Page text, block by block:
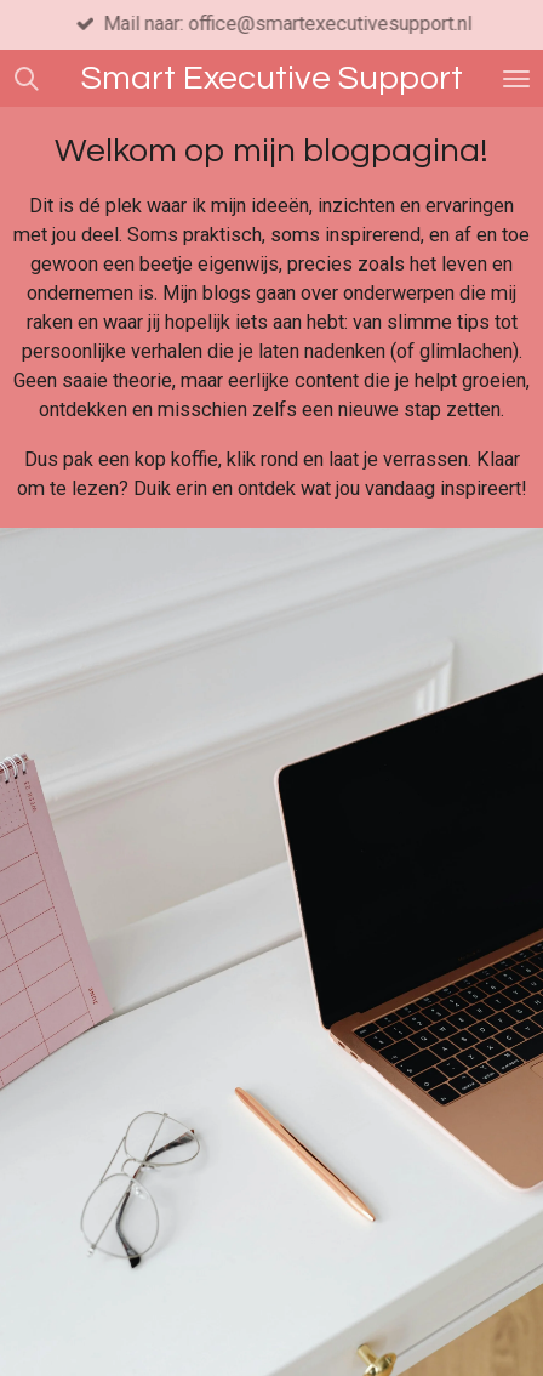
direct
naar
hoofdinhoud
Smart Executive Support
Mail naar: office@smartexecutivesupport.nl
Welkom op mijn blogpagina!
Dit is dé plek waar ik mijn ideeën, inzichten en ervaringen
met jou deel. Soms praktisch, soms inspirerend, en af en toe
gewoon een beetje eigenwijs, precies zoals het leven en
ondernemen is. Mijn blogs gaan over onderwerpen die mij
raken en waar jij hopelijk iets aan hebt: van slimme tips tot
persoonlijke verhalen die je laten nadenken (of glimlachen).
Geen saaie theorie, maar eerlijke content die je helpt groeien,
ontdekken en misschien zelfs een nieuwe stap zetten.
Dus pak een kop koffie, klik rond en laat je verrassen. Klaar
om te lezen? Duik erin en ontdek wat jou vandaag inspireert!